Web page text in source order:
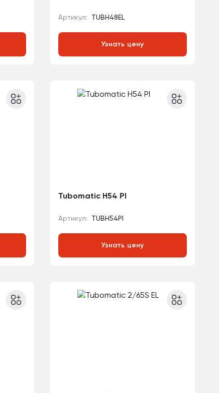
Артикул: TUBH48EL
Узнать цену
Tubomatic H54 PI
Артикул: TUBH54PI
Узнать цену